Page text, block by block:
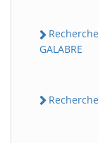
GALABRE